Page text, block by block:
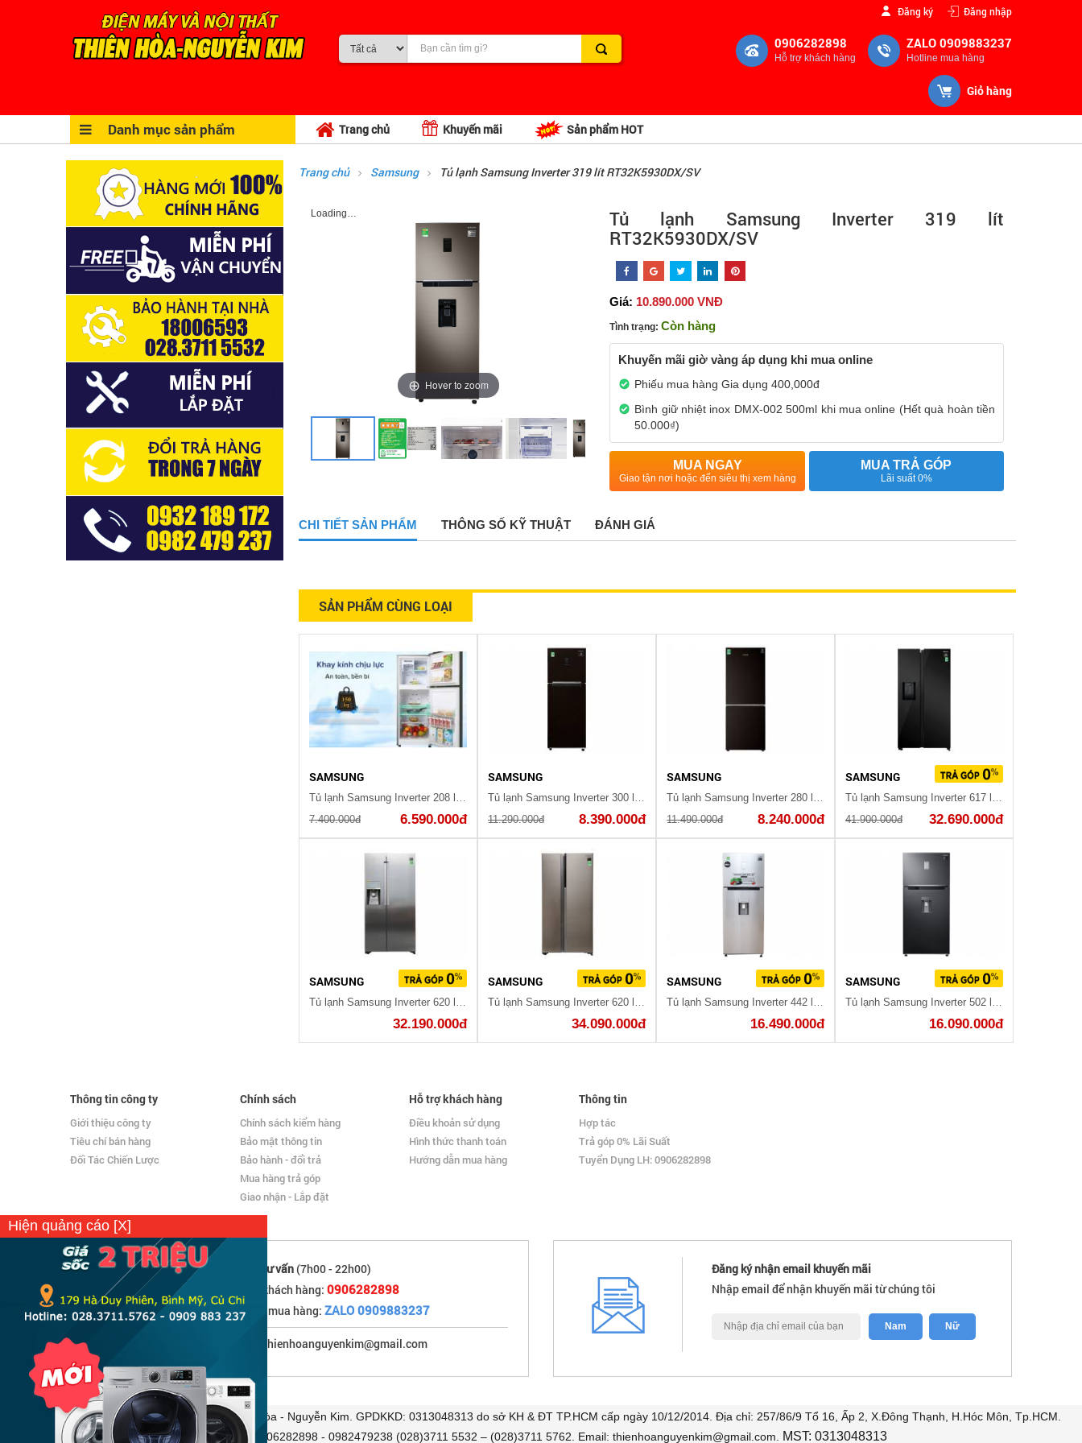
Đăng ký Đăng nhập
ZALO 0909883237
Hotline mua hàng
0906282898
Hỗ trợ khách hàng
Giỏ hàng
Danh mục sản phẩm Trang chủ Khuyến mãi Sản phẩm HOT
Trang chủ Samsung Tủ lạnh Samsung Inverter 319 lít RT32K5930DX/SV
Loading…
Hover to zoom
Tủ lạnh Samsung Inverter 319 lít
RT32K5930DX/SV
Giá: 10.890.000 VNĐ
Tình trạng: Còn hàng
Khuyến mãi giờ vàng áp dụng khi mua online
Phiếu mua hàng Gia dụng 400,000đ
Bình giữ nhiệt inox DMX-002 500ml khi mua online (Hết quà hoàn tiền
50.000₫)
MUA NGAY
Giao tận nơi hoặc đến siêu thị xem hàng
MUA TRẢ GÓP
Lãi suất 0%
CHI TIẾT SẢN PHẨM THÔNG SỐ KỸ THUẬT ĐÁNH GIÁ
SẢN PHẨM CÙNG LOẠI
SAMSUNG
7.400.000đ
6.590.000đ
SAMSUNG
11.290.000đ
8.390.000đ
SAMSUNG
11.490.000đ
8.240.000đ
SAMSUNG
41.900.000đ
32.690.000đ
SAMSUNG
32.190.000đ
SAMSUNG
34.090.000đ
SAMSUNG
16.490.000đ
SAMSUNG
16.090.000đ
Thông tin công ty
Giới thiệu công ty
Tiêu chí bán hàng
Đối Tác Chiến Lược
Chính sách
Chính sách kiểm hàng
Bảo mật thông tin
Bảo hành - đổi trả
Mua hàng trả góp
Giao nhận - Lắp đặt
Hỗ trợ khách hàng
Điều khoản sử dụng
Hình thức thanh toán
Hướng dẫn mua hàng
Thông tin
Hợp tác
Trả góp 0% Lãi Suất
Tuyển Dụng LH: 0906282898
Hỗ trợ tư vấn (7h00 - 22h00)
Hỗ trợ khách hàng: 0906282898
Hotline mua hàng: ZALO 0909883237
Email: thienhoanguyenkim@gmail.com
Đăng ký nhận email khuyến mãi
Nhập email để nhận khuyến mãi từ chúng tôi
Công ty Cổ phần Điện máy và Nội Thất Thiên Hòa - Nguyễn Kim. GPDKKD: 0313048313 do sở KH & ĐT TP.HCM cấp ngày 10/12/2014. Địa chỉ: 257/86/9 Tổ 16, Ấp 2, X.Đông Thạnh, H.Hóc Môn, Tp.HCM.
Điện thoại: 0906282898 - 0982479238 (028)3711 5532 – (028)3711 5762. Email: thienhoanguyenkim@gmail.com.
MST: 0313048313
Hiện quảng cáo [X]